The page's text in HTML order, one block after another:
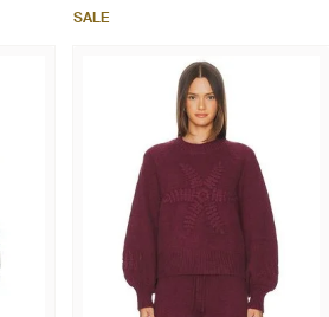
SALE